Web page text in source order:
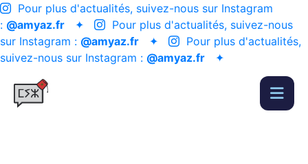
Pour plus d'actualités, suivez-nous sur Instagram
: @amyaz.fr ✦
Pour plus d'actualités, suivez-nous
sur Instagram : @amyaz.fr ✦
Pour plus d'actualités,
suivez-nous sur Instagram : @amyaz.fr ✦